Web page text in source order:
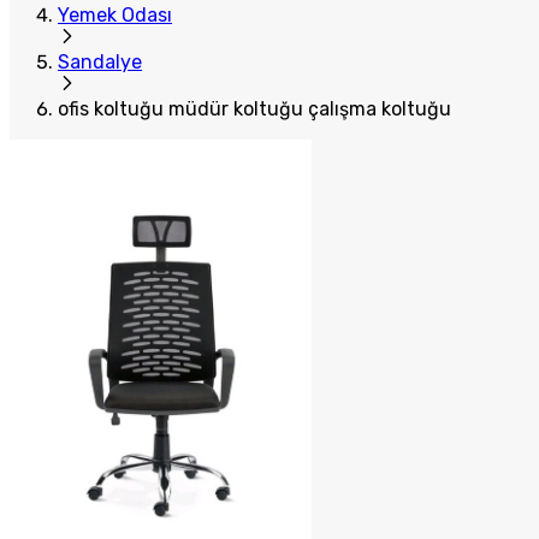
Yemek Odası
Sandalye
ofis koltuğu müdür koltuğu çalışma koltuğu